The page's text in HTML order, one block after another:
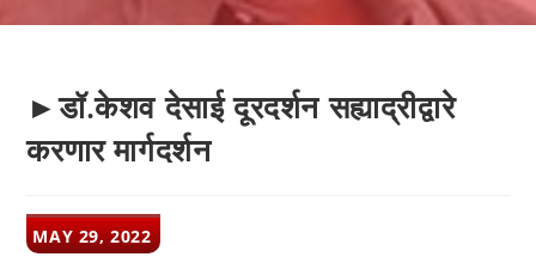
►डॉ.केशव देसाई दूरदर्शन सह्याद्रीद्वारे
करणार मार्गदर्शन
POST
MAY 29, 2022